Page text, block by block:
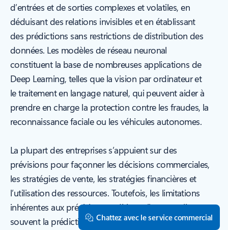
d’entrées et de sorties complexes et volatiles, en
déduisant des relations invisibles et en établissant
des prédictions sans restrictions de distribution des
données. Les modèles de réseau neuronal
constituent la base de nombreuses applications de
Deep Learning, telles que la vision par ordinateur et
le traitement en langage naturel, qui peuvent aider à
prendre en charge la protection contre les fraudes, la
reconnaissance faciale ou les véhicules autonomes.
La plupart des entreprises s’appuient sur des
prévisions pour façonner les décisions commerciales,
les stratégies de vente, les stratégies financières et
l’utilisation des ressources. Toutefois, les limitations
inhérentes aux prévisions traditionnelles compliquent
souvent la prédiction de processus complexes et
Chattez avec le service commercial